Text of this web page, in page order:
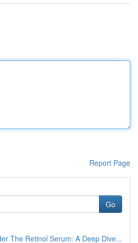
Report Page
Go
The Retinol Serum: A Deep Dive...